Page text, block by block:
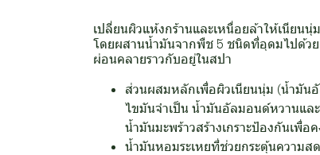
เปลี่ยนผิวแห้งกร้านและเหนื่อยล้าให้เนียน
โดยผสานน้ำมันจากพืช 5 ชนิดที่อุดมไปด้วย
ผ่อนคลายราวกับอยู่ในสปา
ส่วนผสมหลักเพื่อผิวเนียนนุ่ม (น้ำมัน
ไขมันจำเป็น น้ำมันอัลมอนด์หวานแล
น้ำมันมะพร้าวสร้างเกราะป้องกันเพื่
น้ำมันหอมระเหยที่ช่วยกระตุ้นความส